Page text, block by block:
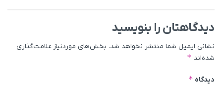
دیدگاهتان را بنویسید
نشانی ایمیل شما منتشر نخواهد شد. بخش‌های موردنیاز علامت‌گذاری
شده‌اند *
دیدگاه *